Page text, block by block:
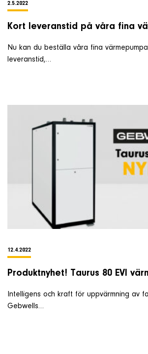
2.5.2022
Kort leveranstid på våra fina
Nu kan du beställa våra fina
leveranstid,…
12.4.2022
Produktnyhet! Taurus 80 EVI
Intelligens och kraft för uppvärmning av
Gebwells…